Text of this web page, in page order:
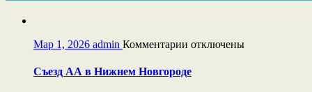
Мар 1, 2026 admin Комментарии к
Съезд
отключены
Съезд АА в Нижнем Новгороде